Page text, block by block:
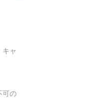
キャ
可の